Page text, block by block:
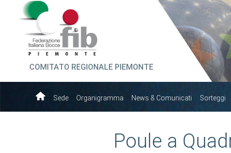
COMITATO REGIONALE PIEMONTE
Sede Organigramma News & Comunicati Sorteggi
Poule a